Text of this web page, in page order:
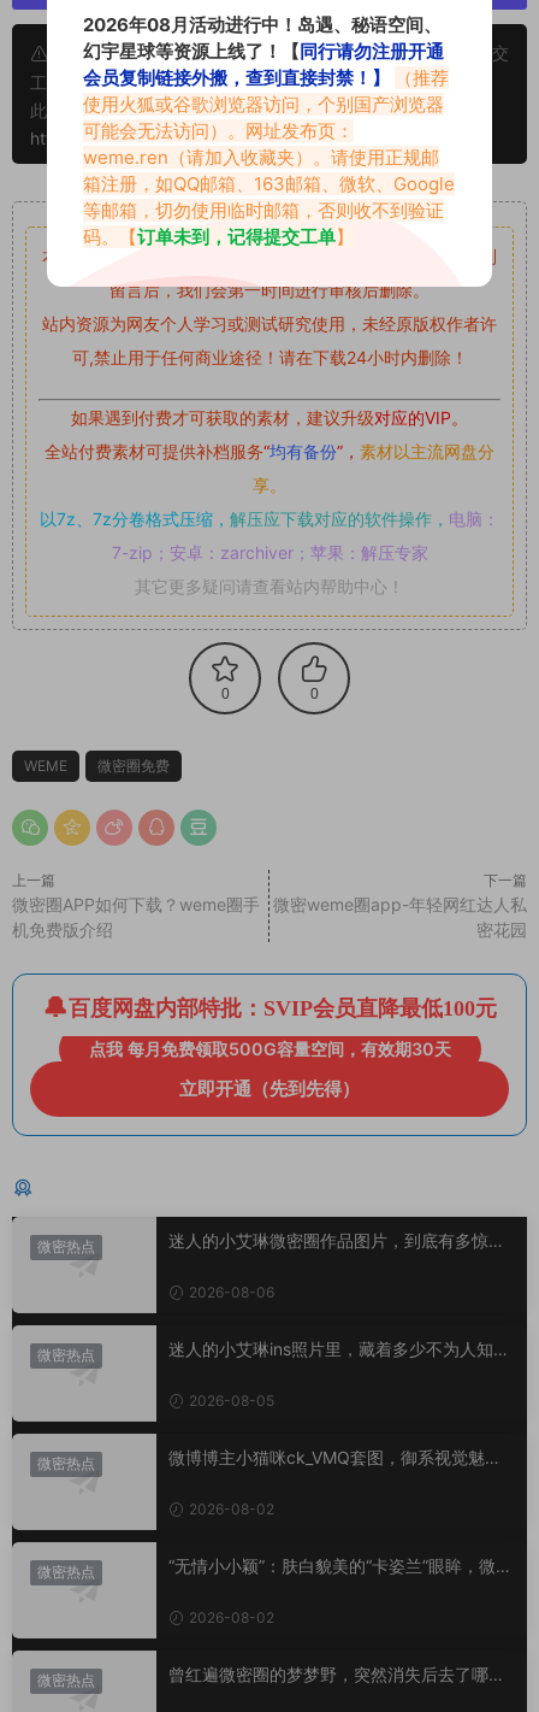
申明：本文资源均来源网友分享，若侵犯了您的权限可以提交
工单处理。
此外本文章皆属于原创文章，转载请注明出处！原文链接：
https://www.vmiba.top/457.html
重要声明
本站资源均来自网络分享，如有侵犯你的权益请私信留言
收到
留言后，我们会第一时间进行审核后删除。
站内资源为网友个人学习或测试研究使用，未经原版权作者许
可,禁止用于任何商业途径！请在下载24小时内删除！
如果遇到付费才可获取的素材，建议升级对应的VIP。
全站付费素材可提供补档服务“均有备份”， 素材以主流网盘分
享。
以7z、7z分卷格式压缩， 解压应下载对应的软件操作， 电脑：
7-zip；安卓：zarchiver；苹果：解压专家
其它更多疑问请查看站内帮助中心！
0 0
WEME 微密圈免费
上一篇
微密圈APP如何下载？weme圈手
机免费版介绍
下一篇
微密weme圈app-年轻网红达人私
密花园
百度网盘内部特批：SVIP会员直降最低100元
点我 每月免费领取500G容量空间，有效期30天
立即开通（先到先得）
微密热点
迷人的小艾琳微密圈作品图片，到底有多惊
2026-08-06
微密热点
迷人的小艾琳ins照片里，藏着多少不为人知的
2026-08-05
微密热点
微博博主小猫咪ck_VMQ套图，御系视觉魅力
2026-08-02
微密热点
“无情小小颖”：肤白貌美的“卡姿兰”眼眸，微密
2026-08-02
微密热点
曾红遍微密圈的梦梦野，突然消失后去了哪
2026年08月活动进行中！岛遇、秘语空间、
幻宇星球等资源上线了！【同行请勿注册开通
会员复制链接外搬，查到直接封禁！】
（推荐
使用火狐或谷歌浏览器访问，个别国产浏览器
可能会无法访问）。网址发布页：
weme.ren （请加入收藏夹）。请使用正规邮
箱注册，如QQ邮箱、163邮箱、微软、Google
等邮箱，切勿使用临时邮箱，否则收不到验证
码。【订单未到，记得提交工单】